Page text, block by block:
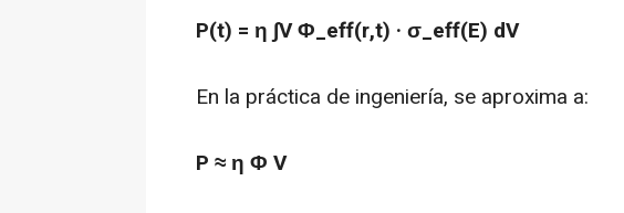
P(t) = η ∫V Φ_eff(r,t) · σ_eff(E) dV
En la práctica de ingeniería, se aproxima a:
P ≈ η Φ V